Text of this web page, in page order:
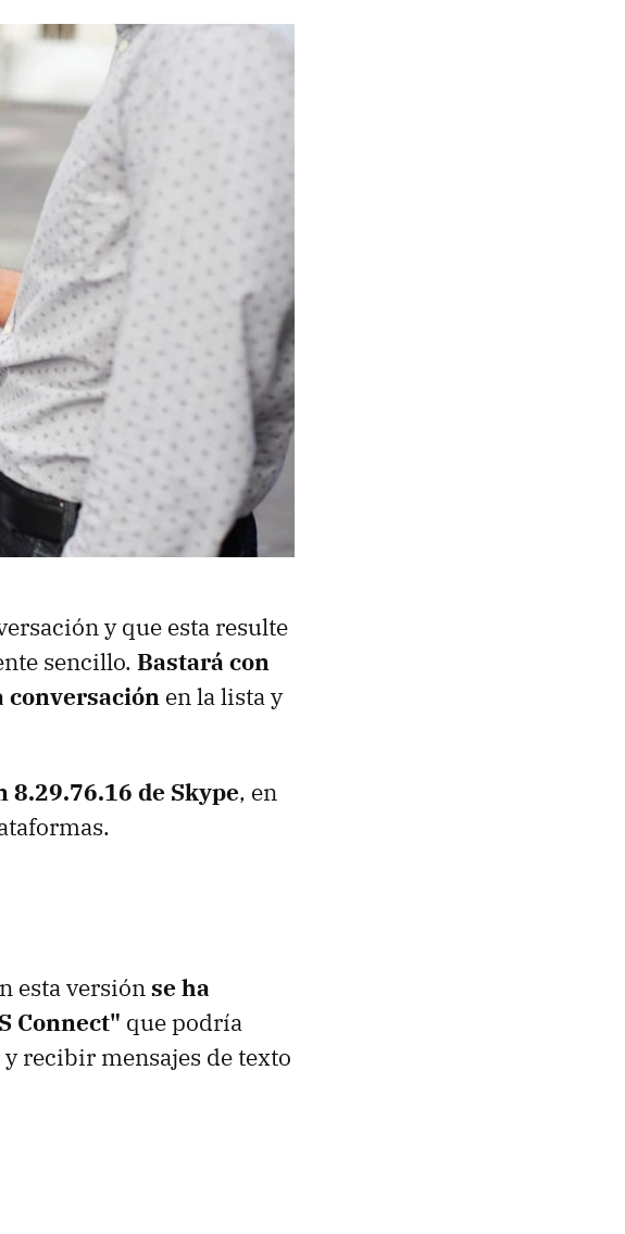
y que esta resulte
sencillo. Bastará con
conversación en la lista y
8.29.76.16 de Skype, en
esta versiónse ha
Connect" que podría
recibir mensajes de texto